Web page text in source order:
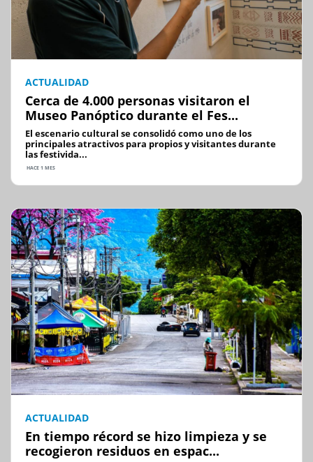
ACTUALIDAD
Cerca de 4.000 personas visitaron el
Museo Panóptico durante el Fes...
El escenario cultural se consolidó como uno de los
principales atractivos para propios y visitantes durante
las festivida...
HACE 1 MES
ACTUALIDAD
En tiempo récord se hizo limpieza y se
recogieron residuos en espac...